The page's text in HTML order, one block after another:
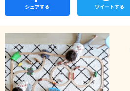
シェアする ツイートする